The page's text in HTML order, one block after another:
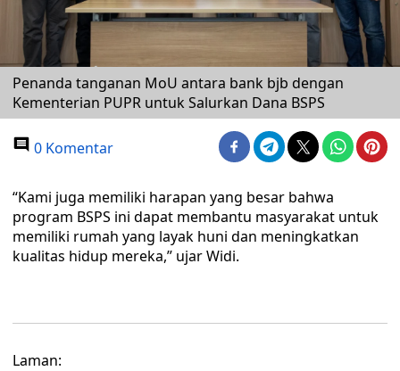
Penanda tanganan MoU antara bank bjb dengan
Kementerian PUPR untuk Salurkan Dana BSPS
0 Komentar
“Kami juga memiliki harapan yang besar bahwa
program BSPS ini dapat membantu masyarakat untuk
memiliki rumah yang layak huni dan meningkatkan
kualitas hidup mereka,” ujar Widi.
Laman: